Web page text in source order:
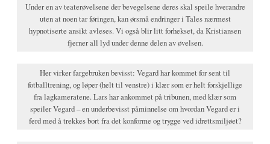
Under en av teaterøvelsene der bevegelsene deres skal speile hverandre
uten at noen tar føringen, kan ørsmå endringer i Tales nærmest
hypnotiserte ansikt avleses. Vi også blir litt forhekset, da Kristiansen
fjerner all lyd under denne delen av øvelsen.
Her virker fargebruken bevisst: Vegard har kommet for sent til
fotballtrening, og løper (helt til venstre) i klær som er helt forskjellige
fra lagkameratene. Lars har ankommet på tribunen, med klær som
speiler Vegard – en underbevisst påminnelse om hvordan Vegard er i
ferd med å trekkes bort fra det konforme og trygge ved idrettsmiljøet?